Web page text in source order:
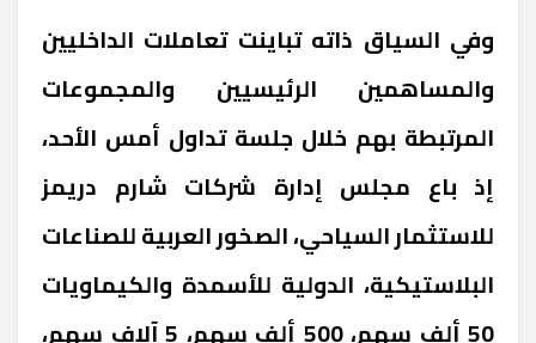
وفي السياق ذاته تباينت تعاملات الداخليين
والمساهمين الرئيسيين والمجموعات
المرتبطة بهم خلال جلسة تداول أمس الأحد،
إذ باع مجلس إدارة شركات شارم دريمز
للاستثمار السياحي، الصخور العربية للصناعات
البلاستيكية، الدولية للأسمدة والكيماويات
50 ألف سهم، 500 ألف سهم، 5 آلاف سهم،